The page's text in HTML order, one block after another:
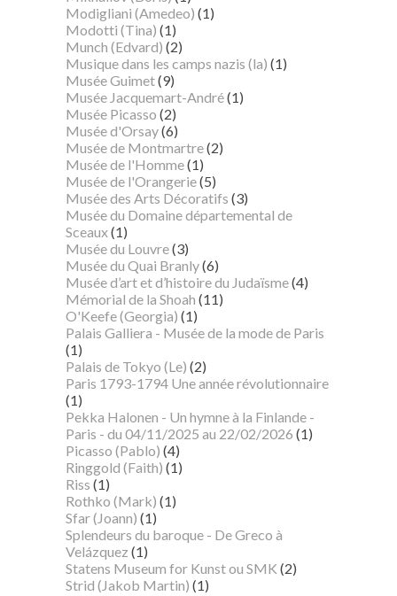
Modigliani (Amedeo) (1)
Modotti (Tina) (1)
Munch (Edvard) (2)
Musique dans les camps nazis (la) (1)
Musée Guimet(9)
Musée Jacquemart-André(1)
Musée Picasso (2)
Musée d'Orsay(6)
Musée de Montmartre(2)
Musée de l'Homme(1)
Musée de l'Orangerie(5)
Musée des Arts Décoratifs (3)
Musée du Domaine départemental de
Sceaux(1)
Musée du Louvre(3)
Musée du Quai Branly(6)
Musée d’art et d’histoire du Judaïsme(4)
Mémorial de la Shoah (11)
O'Keefe (Georgia) (1)
Palais Galliera - Musée de la mode de Paris
(1)
Palais de Tokyo (Le) (2)
Paris 1793-1794 Une année révolutionnaire
(1)
Pekka Halonen - Un hymne à la Finlande -
Paris - du 04/11/2025 au 22/02/2026 (1)
Picasso (Pablo) (4)
Ringgold (Faith) (1)
Riss (1)
Rothko (Mark) (1)
Sfar (Joann) (1)
Splendeurs du baroque - De Greco à
Velázquez (1)
Statens Museum for Kunst ou SMK (2)
Strid (Jakob Martin) (1)